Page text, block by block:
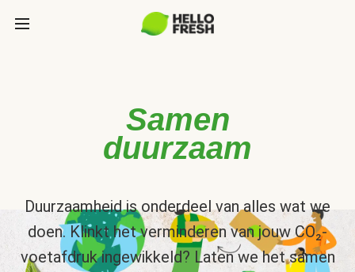
Samen
duurzaam
Duurzaamheid is onderdeel van alles wat we
doen. Klinkt het verminderen van jouw CO₂-
voetafdruk ingewikkeld? Laten we het samen